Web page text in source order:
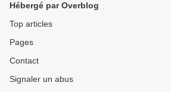
Hébergé par Overblog
Top articles
Pages
Contact
Signaler un abus